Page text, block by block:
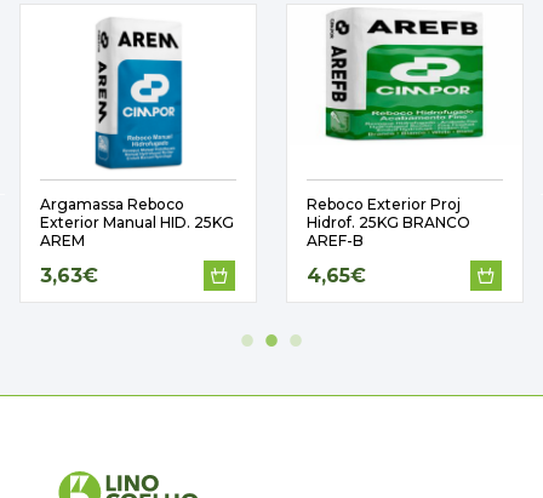
Argamassa Reboco
Exterior Manual HID. 25KG
AREM
3,63€
Reboco Exterior Proj
Hidrof. 25KG BRANCO
AREF-B
4,65€